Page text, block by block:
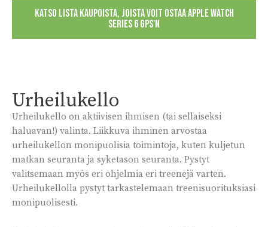
KATSO LISTA KAUPOISTA, JOISTA VOIT OSTAA APPLE WATCH
SERIES 6 GPS'N
Urheilukello
Urheilukello on aktiivisen ihmisen (tai sellaiseksi
haluavan!) valinta. Liikkuva ihminen arvostaa
urheilukellon monipuolisia toimintoja, kuten kuljetun
matkan seuranta ja syketason seuranta. Pystyt
valitsemaan myös eri ohjelmia eri treenejä varten.
Urheilukellolla pystyt tarkastelemaan treenisuorituksiasi
monipuolisesti.